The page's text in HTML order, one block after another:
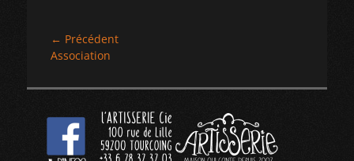
Navigation
de
← Précédent
Article
Association